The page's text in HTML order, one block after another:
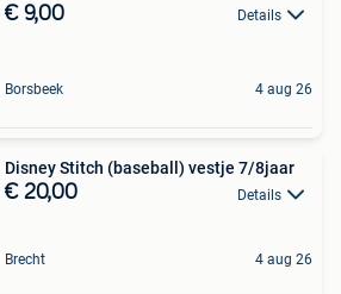
€ 9,00 Details
Borsbeek 4 aug 26
Disney Stitch (baseball) vestje 7/8jaar
€ 20,00 Details
Brecht 4 aug 26